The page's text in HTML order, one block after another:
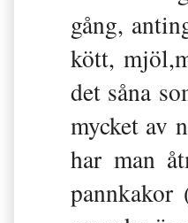
gång,
kött,
det såna
mycket av
har man